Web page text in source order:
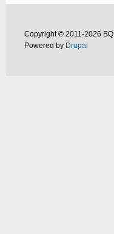
Copyright © 2011-2026
Powered by Drupal